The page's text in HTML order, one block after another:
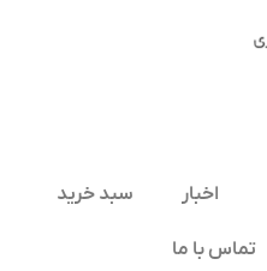
اخبار سبد خرید
تماس با ما